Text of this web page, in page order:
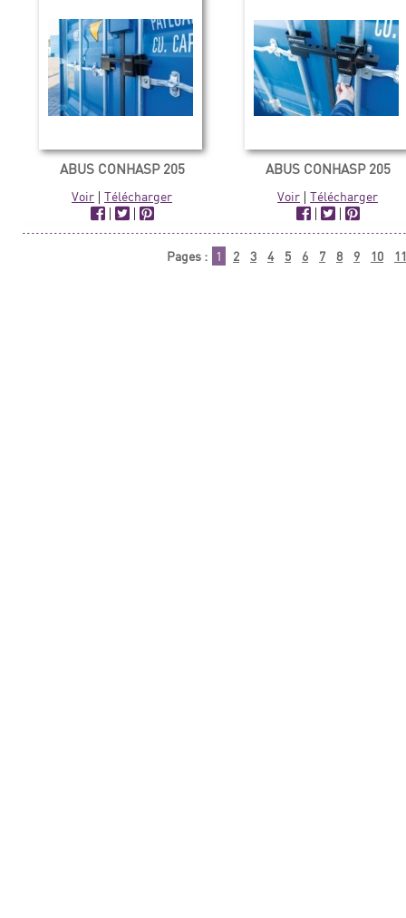
ABUS CONHASP 205
Voir |Télécharger
|
|
ABUS CONHASP 205
Voir |Télécharger
|
|
Pages : 1 2 3 4 5 6 7 8 9 10 11